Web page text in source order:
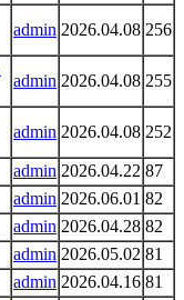
admin 2026.04.08 256
admin 2026.04.08 255
admin 2026.04.08 252
admin 2026.04.22 87
admin 2026.06.01 82
admin 2026.04.28 82
admin 2026.05.02 81
admin 2026.04.16 81